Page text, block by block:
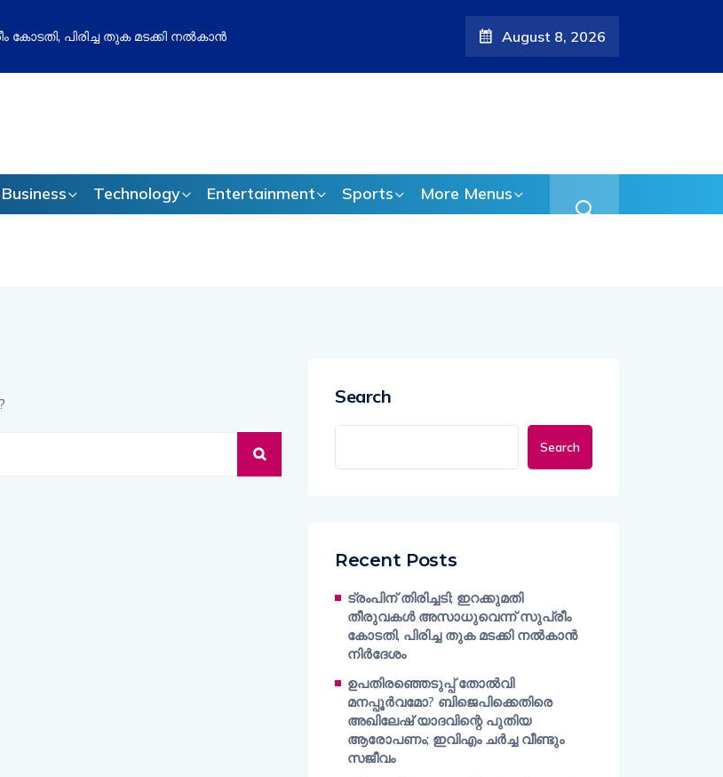
ബിജെപിക്കെതിരെ അഖിലേഷ് യാദവിന്റെ പുതിയ ആരോപണം;
August 8, 2026
Business Technology Entertainment Sports More Menus
Search
Search
Recent Posts
ട്രംപിന് തിരിച്ചടി; ഇറക്കുമതി
തീരുവകൾ അസാധുവെന്ന് സുപ്രീം
കോടതി, പിരിച്ച തുക മടക്കി നൽകാൻ
നിർദേശം
ഉപതിരഞ്ഞെടുപ്പ് തോൽവി
മനപ്പൂർവമോ? ബിജെപിക്കെതിരെ
അഖിലേഷ് യാദവിന്റെ പുതിയ
ആരോപണം; ഇവിഎം ചർച്ച വീണ്ടും
സജീവം